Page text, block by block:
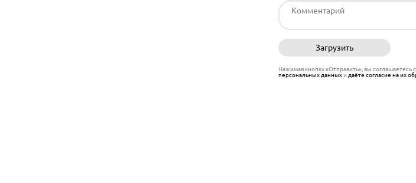
Загрузить
Нажимая кнопку «Отправить», вы соглашаетесь
персональных данныхи даёте согласие на их